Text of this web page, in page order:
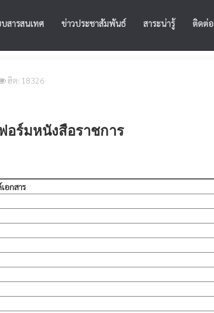
สารสนเทศ ข่าวประชาสัมพันธ์ สาระน่ารู้ ติดต่อ
ฮิต: 18326
ร์มหนังสือราชการ
อกสาร